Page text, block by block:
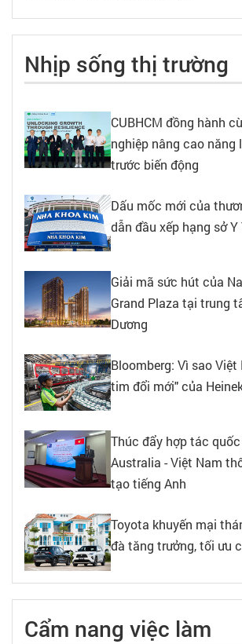
Nhịp sống thị trường
CUBHCM đồng hành
nghiệp nâng cao năng
trước biến động
Dấu mốc mới của
dẫn đầu xếp hạng sở Y
Giải mã sức hút của
Grand Plaza tại trung
Dương
Bloomberg: Vì sao
tim đổi mới" của
Thúc đẩy hợp tác
Australia - Việt Nam
tạo tiếng Anh
Toyota khuyến mại
đà tăng trưởng, tối ưu
Cẩm nang việc làm